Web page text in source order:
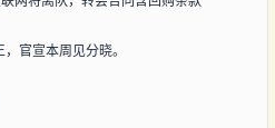
官宣本周见分晓。